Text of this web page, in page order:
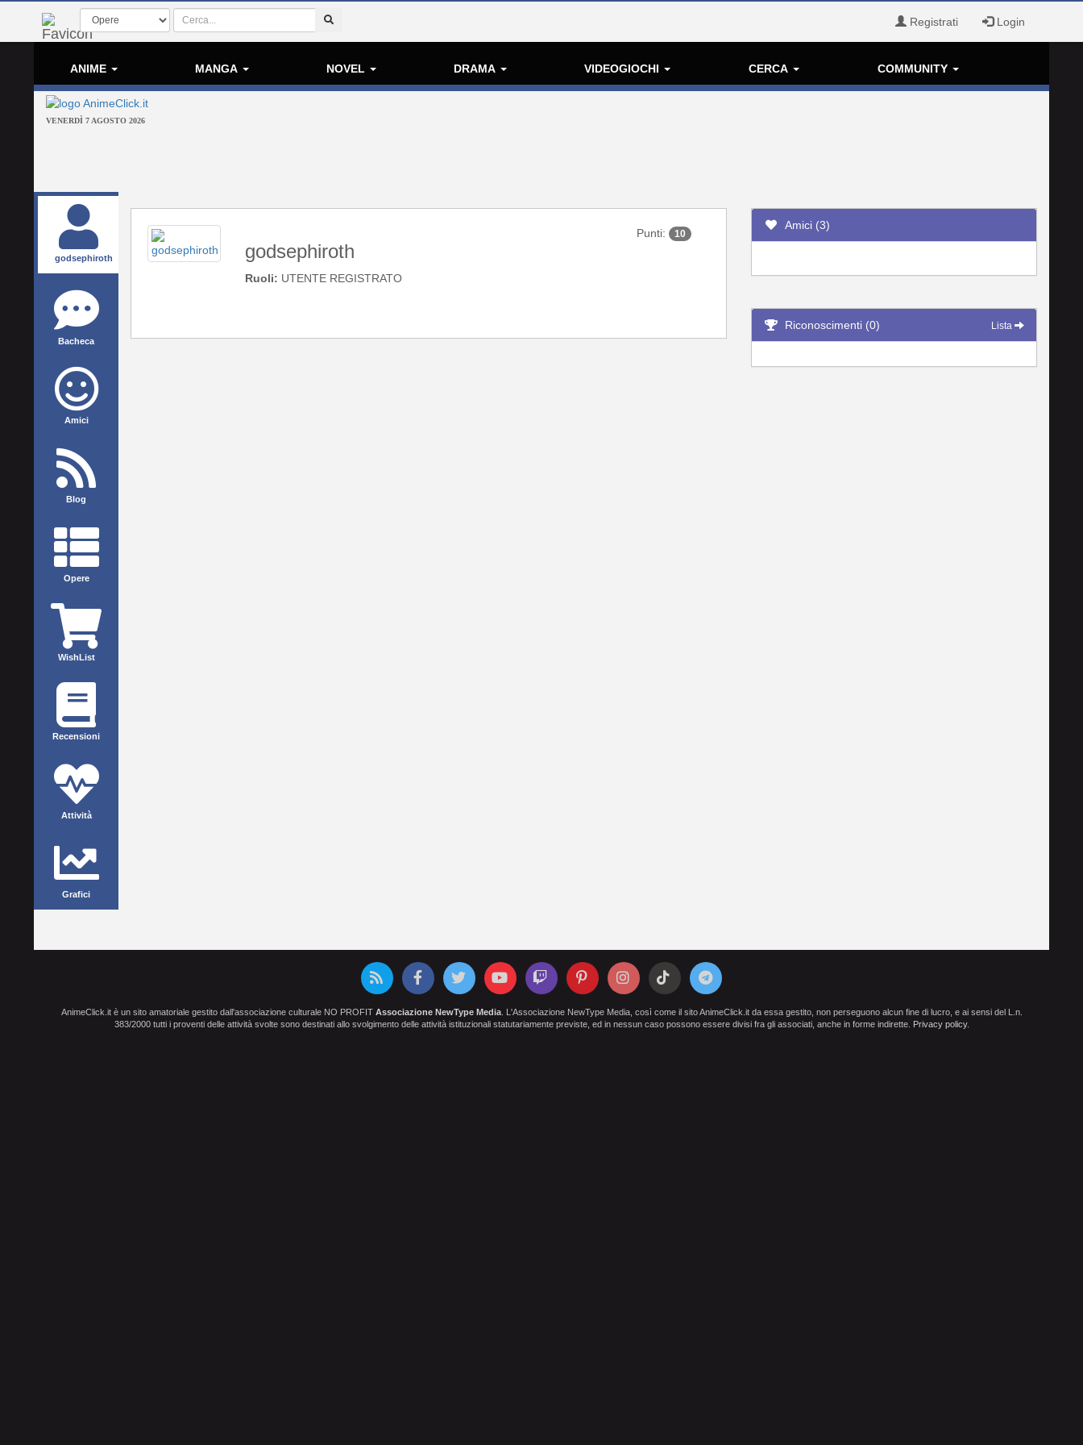
Registrati Login
ANIME MANGA NOVEL DRAMA VIDEOGIOCHI CERCA COMMUNITY
VENERDÌ 7 AGOSTO 2026
godsephiroth
Bacheca
Amici
Blog
Opere
WishList
Recensioni
Attività
Grafici
godsephiroth
Ruoli: UTENTE REGISTRATO
Punti: 10
Amici (3)
Riconoscimenti (0) Lista
AnimeClick.it è un sito amatoriale gestito dall'associazione culturale NO PROFIT Associazione NewType Media. L'Associazione NewType Media, così come il sito AnimeClick.it da essa gestito, non perseguono alcun fine di lucro, e ai sensi del L.n.
383/2000 tutti i proventi delle attività svolte sono destinati allo svolgimento delle attività istituzionali statutariamente previste, ed in nessun caso possono essere divisi fra gli associati, anche in forme indirette. Privacy policy.